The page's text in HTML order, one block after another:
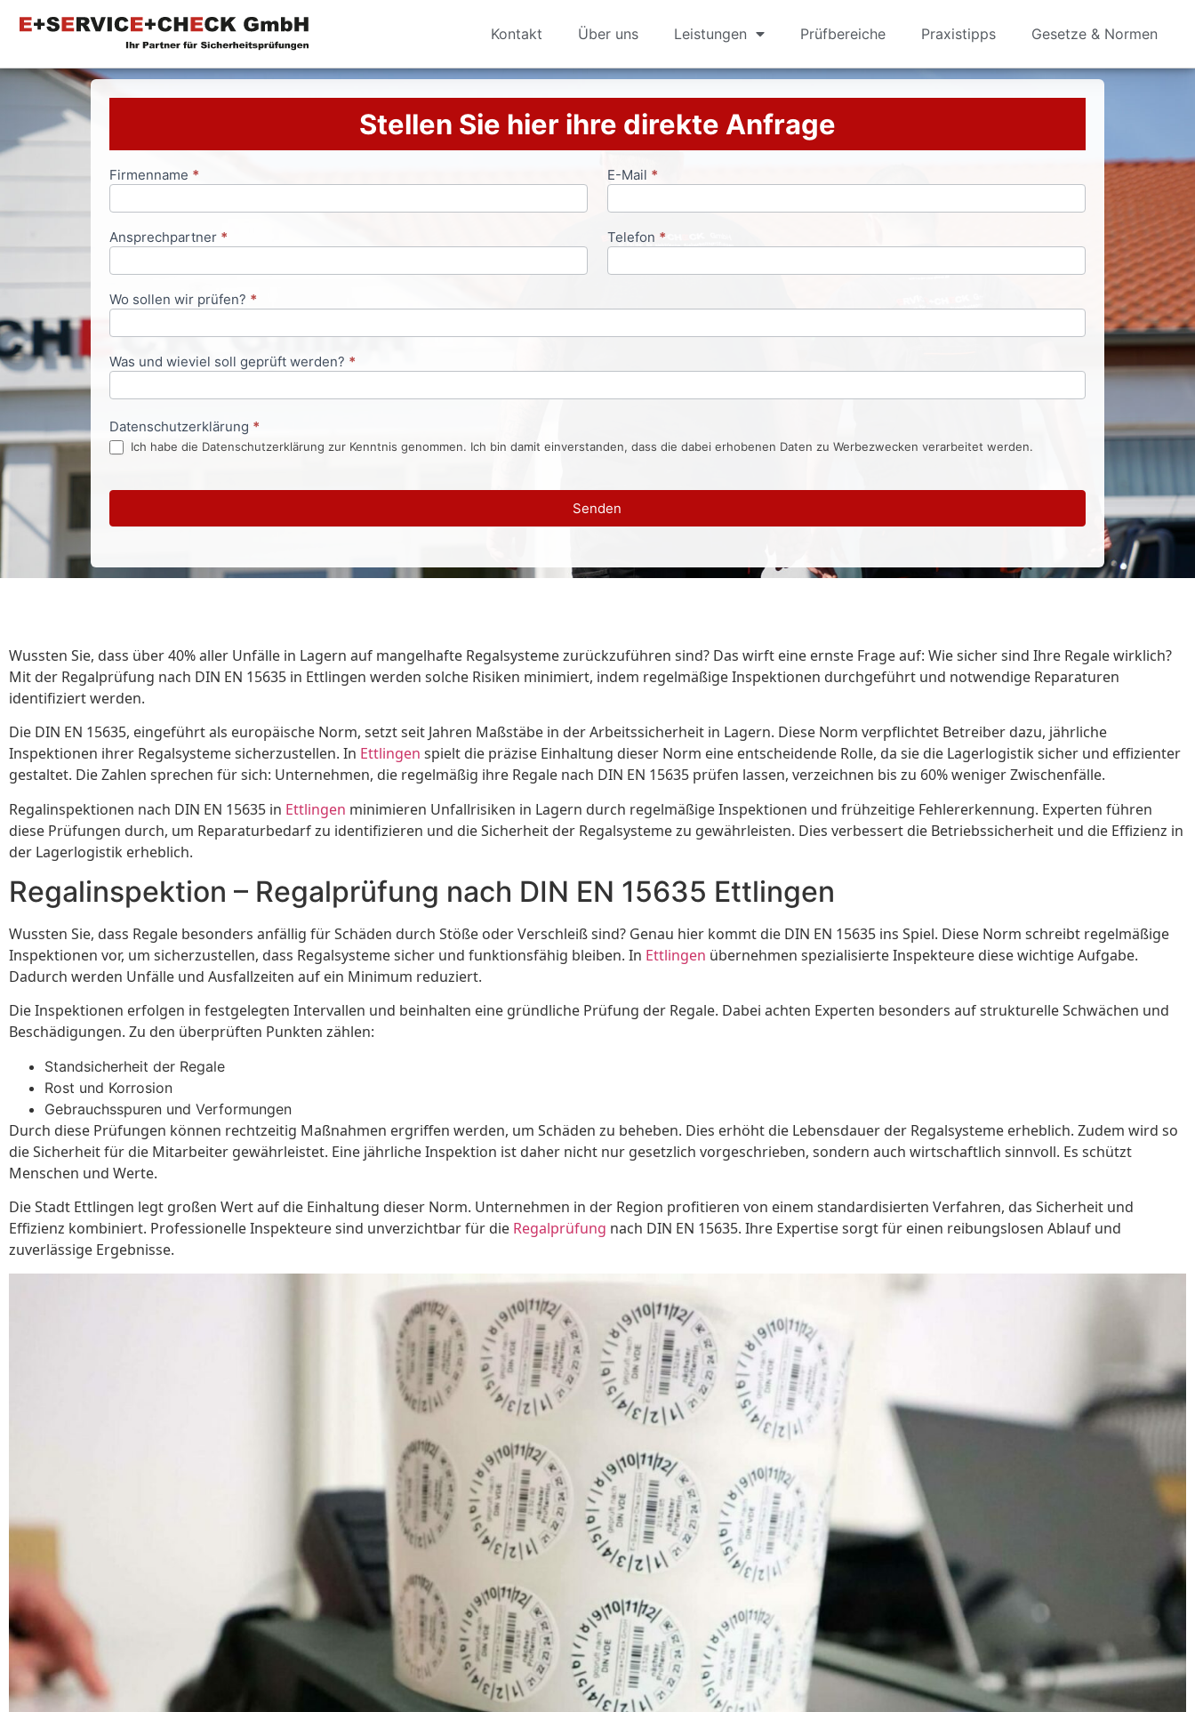
Kontakt Über uns Leistungen Prüfbereiche Praxistipps Gesetze & Normen
Stellen Sie hier ihre direkte Anfrage
Anfrageformular
Firmenname * E-Mail *
Ansprechpartner * Telefon *
Wo sollen wir prüfen? *
Was und wieviel soll geprüft werden? *
Datenschutzerklärung *
Ich habe die Datenschutzerklärung zur Kenntnis genommen. Ich bin damit einverstanden, dass die dabei erhobenen Daten zu Werbezwecken verarbeitet werden.
Senden
Wussten Sie, dass über 40% aller Unfälle in Lagern auf mangelhafte Regalsysteme zurückzuführen sind? Das wirft eine ernste Frage auf: Wie sicher sind Ihre Regale wirklich?
Mit der Regalprüfung nach DIN EN 15635 in Ettlingen werden solche Risiken minimiert, indem regelmäßige Inspektionen durchgeführt und notwendige Reparaturen
identifiziert werden.
Die DIN EN 15635, eingeführt als europäische Norm, setzt seit Jahren Maßstäbe in der Arbeitssicherheit in Lagern. Diese Norm verpflichtet Betreiber dazu, jährliche
Inspektionen ihrer Regalsysteme sicherzustellen. In Ettlingen spielt die präzise Einhaltung dieser Norm eine entscheidende Rolle, da sie die Lagerlogistik sicher und effizienter
gestaltet. Die Zahlen sprechen für sich: Unternehmen, die regelmäßig ihre Regale nach DIN EN 15635 prüfen lassen, verzeichnen bis zu 60% weniger Zwischenfälle.
Regalinspektionen nach DIN EN 15635 in Ettlingen minimieren Unfallrisiken in Lagern durch regelmäßige Inspektionen und frühzeitige Fehlererkennung. Experten führen
diese Prüfungen durch, um Reparaturbedarf zu identifizieren und die Sicherheit der Regalsysteme zu gewährleisten. Dies verbessert die Betriebssicherheit und die Effizienz in
der Lagerlogistik erheblich.
Regalinspektion – Regalprüfung nach DIN EN 15635 Ettlingen
Wussten Sie, dass Regale besonders anfällig für Schäden durch Stöße oder Verschleiß sind? Genau hier kommt die DIN EN 15635 ins Spiel. Diese Norm schreibt regelmäßige
Inspektionen vor, um sicherzustellen, dass Regalsysteme sicher und funktionsfähig bleiben. In Ettlingen übernehmen spezialisierte Inspekteure diese wichtige Aufgabe.
Dadurch werden Unfälle und Ausfallzeiten auf ein Minimum reduziert.
Die Inspektionen erfolgen in festgelegten Intervallen und beinhalten eine gründliche Prüfung der Regale. Dabei achten Experten besonders auf strukturelle Schwächen und
Beschädigungen. Zu den überprüften Punkten zählen:
Standsicherheit der Regale
Rost und Korrosion
Gebrauchsspuren und Verformungen
Durch diese Prüfungen können rechtzeitig Maßnahmen ergriffen werden, um Schäden zu beheben. Dies erhöht die Lebensdauer der Regalsysteme erheblich. Zudem wird so
die Sicherheit für die Mitarbeiter gewährleistet. Eine jährliche Inspektion ist daher nicht nur gesetzlich vorgeschrieben, sondern auch wirtschaftlich sinnvoll. Es schützt
Menschen und Werte.
Die Stadt Ettlingen legt großen Wert auf die Einhaltung dieser Norm. Unternehmen in der Region profitieren von einem standardisierten Verfahren, das Sicherheit und
Effizienz kombiniert. Professionelle Inspekteure sind unverzichtbar für die Regalprüfung nach DIN EN 15635. Ihre Expertise sorgt für einen reibungslosen Ablauf und
zuverlässige Ergebnisse.